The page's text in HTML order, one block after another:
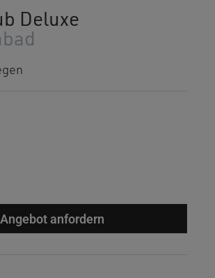
Deluxe
Angebot anfordern